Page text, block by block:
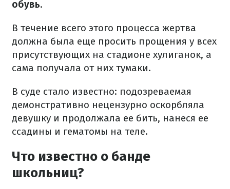
обувь.
В течение всего этого процесса жертва
должна была еще просить прощения у всех
присутствующих на стадионе хулиганок, а
сама получала от них тумаки.
В суде стало известно: подозреваемая
демонстративно нецензурно оскорбляла
девушку и продолжала ее бить, нанеся ее
ссадины и гематомы на теле.
Что известно о банде
школьниц?